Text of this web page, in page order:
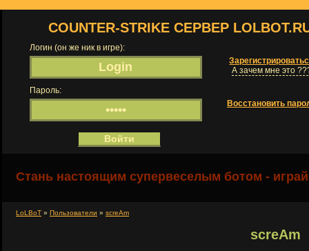
COUNTER-STRIKE СЕРВЕР
Логин (он же ник в игре):
А зачем мне это
Пароль:
Восстановить
Стань настоящим супервеселым ботом -
LoLBoT » Пользователи » screAm
screAm